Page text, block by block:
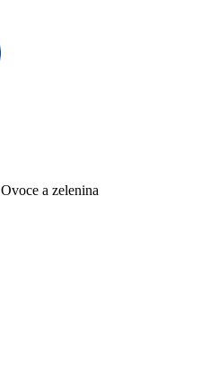
Ovoce a zelenina